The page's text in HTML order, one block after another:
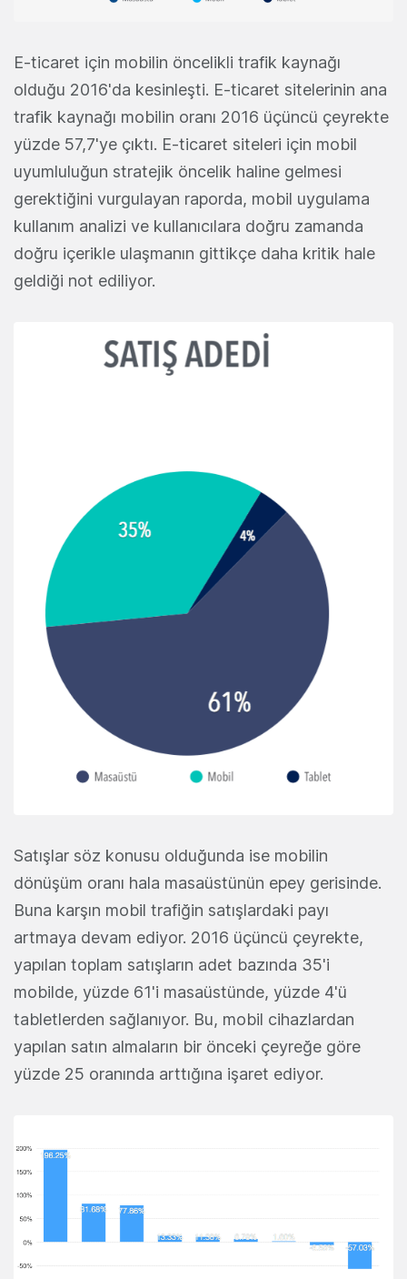
E-ticaret için mobilin öncelikli trafik kaynağı
olduğu 2016'da kesinleşti. E-ticaret sitelerinin ana
trafik kaynağı mobilin oranı 2016 üçüncü çeyrekte
yüzde 57,7'ye çıktı. E-ticaret siteleri için mobil
uyumluluğun stratejik öncelik haline gelmesi
gerektiğini vurgulayan raporda, mobil uygulama
kullanım analizi ve kullanıcılara doğru zamanda
doğru içerikle ulaşmanın gittikçe daha kritik hale
geldiği not ediliyor.
Satışlar söz konusu olduğunda ise mobilin
dönüşüm oranı hala masaüstünün epey gerisinde.
Buna karşın mobil trafiğin satışlardaki payı
artmaya devam ediyor. 2016 üçüncü çeyrekte,
yapılan toplam satışların adet bazında 35'i
mobilde, yüzde 61'i masaüstünde, yüzde 4'ü
tabletlerden sağlanıyor. Bu, mobil cihazlardan
yapılan satın almaların bir önceki çeyreğe göre
yüzde 25 oranında arttığına işaret ediyor.